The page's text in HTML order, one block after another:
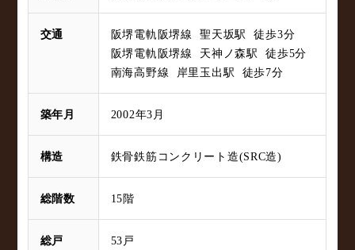
交通
阪堺電軌阪堺線 聖天坂駅 徒歩3分
阪堺電軌阪堺線 天神ノ森駅 徒歩5分
南海高野線 岸里玉出駅 徒歩7分
築年月 2002年3月
構造 鉄骨鉄筋コンクリート造(SRC造)
総階数 15階
総戸 53戸